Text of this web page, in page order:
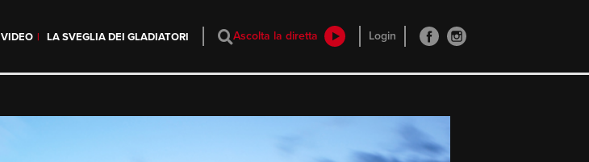
VIDEO LA SVEGLIA DEI GLADIATORI Ascolta la diretta Login